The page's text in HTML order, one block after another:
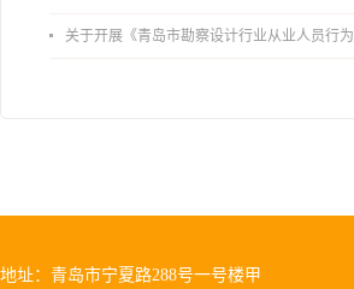
关于开展《青岛市勘察设计行业从业人员行为导则》、《青岛市住宅工程设计审查品质提升指引（2026版）》宣贯活动的通知
地址：青岛市宁夏路288号一号楼甲